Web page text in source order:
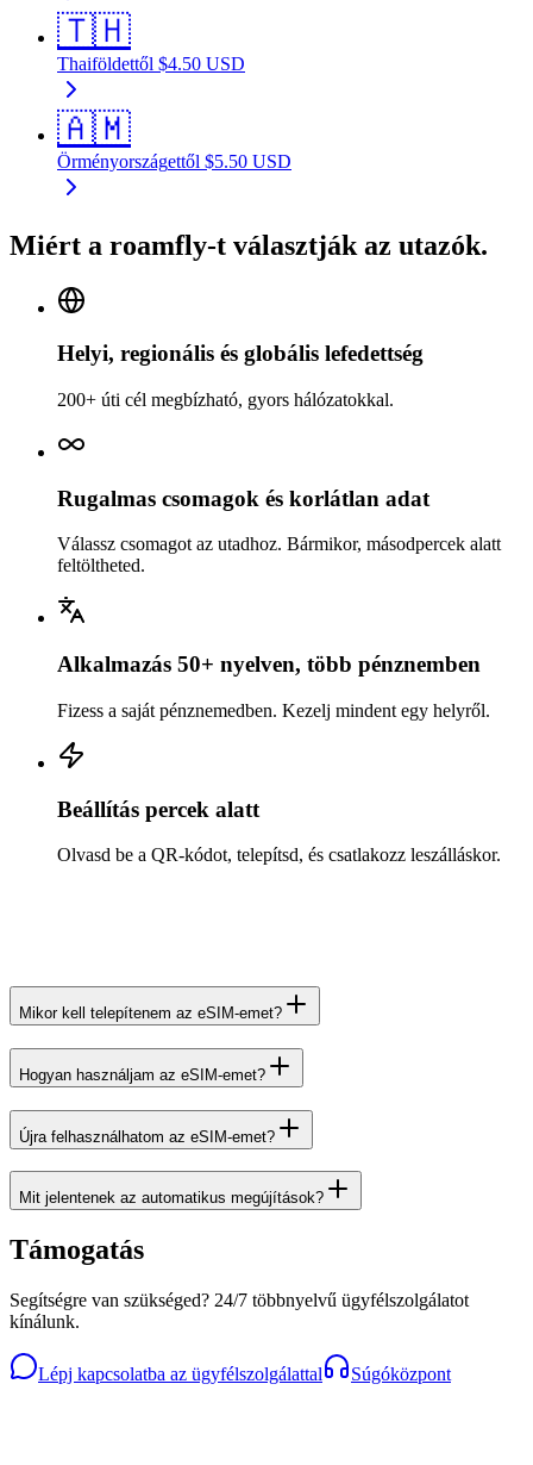
🇹🇭
Thaiföldettől $4.50 USD
🇦🇲
Örményországettől $5.50 USD
Miért a roamfly-t választják az utazók.
Helyi, regionális és globális lefedettség
200+ úti cél megbízható, gyors hálózatokkal.
Rugalmas csomagok és korlátlan adat
Válassz csomagot az utadhoz. Bármikor, másodpercek alatt
feltöltheted.
Alkalmazás 50+ nyelven, több pénznemben
Fizess a saját pénznemedben. Kezelj mindent egy helyről.
Beállítás percek alatt
Olvasd be a QR-kódot, telepítsd, és csatlakozz leszálláskor.
Mikor kell telepítenem az eSIM-emet?
Hogyan használjam az eSIM-emet?
Újra felhasználhatom az eSIM-emet?
Mit jelentenek az automatikus megújítások?
Támogatás
Segítségre van szükséged? 24/7 többnyelvű ügyfélszolgálatot
kínálunk.
Lépj kapcsolatba az ügyfélszolgálattal Súgóközpont